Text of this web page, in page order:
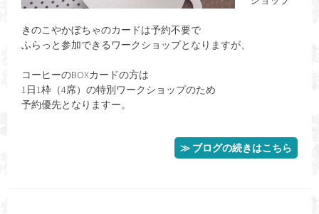
きのこやかぼちゃのカードは予約不要で
ふらっと参加できるワークショップとなりますが、
コーヒーのBOXカードの方は
1日1枠（4席）の特別ワークショップのため
予約優先となりますー。
≫ ブログの続きはこちら